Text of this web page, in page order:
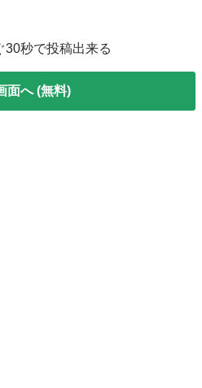
30秒で投稿出来る
面へ (無料)